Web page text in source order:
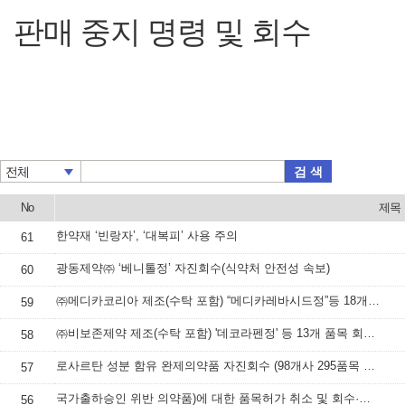
판매 중지 명령 및 회수
전체 검 색
No 제목
61 한약재 ‘빈랑자’, ‘대복피’ 사용 주의
60 광동제약㈜ ‘베니톨정’ 자진회수(식약처 안전성 속보)
59 ㈜메디카코리아 제조(수탁 포함) “메디카레바시드정”등 18개 품목 잠정 제조·판매·사용 중(식약처 안전성 속보)
58 ㈜비보존제약 제조(수탁 포함) '데코라펜정' 등 13개 품목 회수·폐기 등 조치(식약처 안전성 속보)
57 로사르탄 성분 함유 완제의약품 자진회수 (98개사 295품목 전체 또는 일부 제조번호) (식약처 안전성 속보)
56 국가출하승인 위반 의약품)에 대한 품목허가 취소 및 회수·폐기 조치(식약처 안전성 속보)